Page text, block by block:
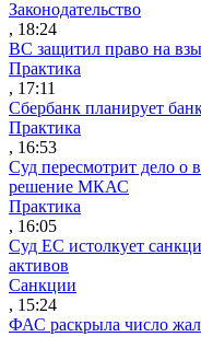
Законодательство
, 18:24
ВС защитил право на
Практика
, 17:11
Сбербанк планирует
Практика
, 16:53
Суд пересмотрит дело о
решение МКАС
Практика
, 16:05
Суд ЕС истолкует
активов
Санкции
, 15:24
ФАС раскрыла число